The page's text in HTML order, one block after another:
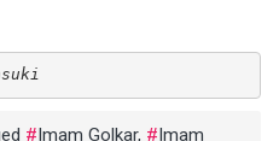
Imam Golkar,
Imam